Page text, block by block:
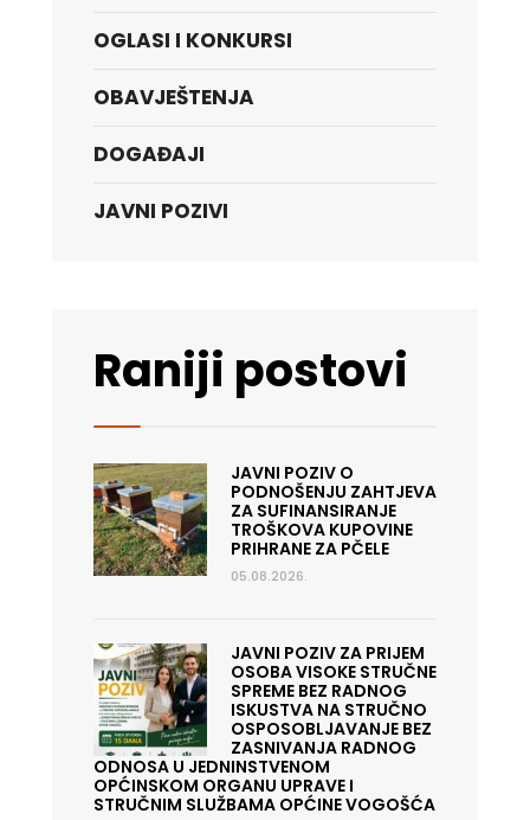
OGLASI I KONKURSI
OBAVJEŠTENJA
DOGAĐAJI
JAVNI POZIVI
Raniji postovi
JAVNI POZIV O
PODNOŠENJU ZAHTJEVA
ZA SUFINANSIRANJE
TROŠKOVA KUPOVINE
PRIHRANE ZA PČELE
05.08.2026.
JAVNI POZIV ZA PRIJEM
OSOBA VISOKE STRUČNE
SPREME BEZ RADNOG
ISKUSTVA NA STRUČNO
OSPOSOBLJAVANJE BEZ
ZASNIVANJA RADNOG
ODNOSA U JEDNINSTVENOM
OPĆINSKOM ORGANU UPRAVE I
STRUČNIM SLUŽBAMA OPĆINE VOGOŠĆA